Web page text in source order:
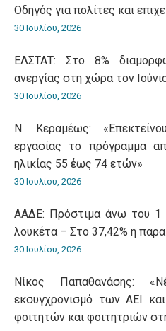
Οδηγός για πολίτες και
30 Ιουλίου, 2026
ΕΛΣΤΑΤ: Στο 8%
ανεργίας στη χώρα τον
30 Ιουλίου, 2026
Ν. Κεραμέως:
εργασίας το πρόγραμμα
ηλικίας 55 έως 74 ετών»
30 Ιουλίου, 2026
ΑΑΔΕ: Πρόστιμα άνω του 1
λουκέτα – Στο 37,42% η
30 Ιουλίου, 2026
Νίκος Παπαθανάσης:
εκσυγχρονισμό των ΑΕΙ
φοιτητών και φοιτητριών